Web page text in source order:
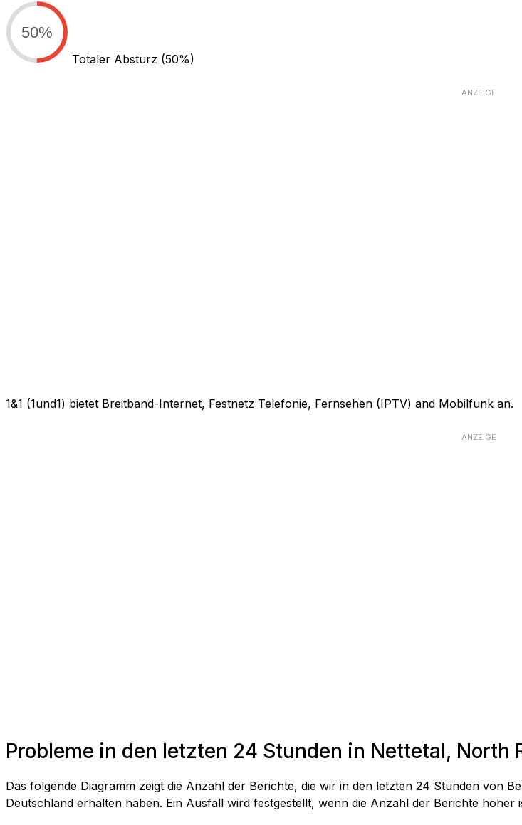
50%
Totaler Absturz (50%)
ANZEIGE
1&1 (1und1) bietet Breitband-Internet, Festnetz Telefonie, Fernsehen (IPTV) and Mobilfunk an.
ANZEIGE
Probleme in den letzten 24 Stunden in Nettetal, North
Das folgende Diagramm zeigt die Anzahl der Berichte, die wir in den letzten 24 Stunden von
Deutschland erhalten haben. Ein Ausfall wird festgestellt, wenn die Anzahl der Berichte höher